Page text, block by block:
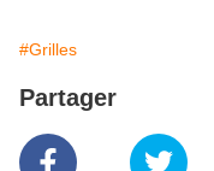
#Grilles
Partager